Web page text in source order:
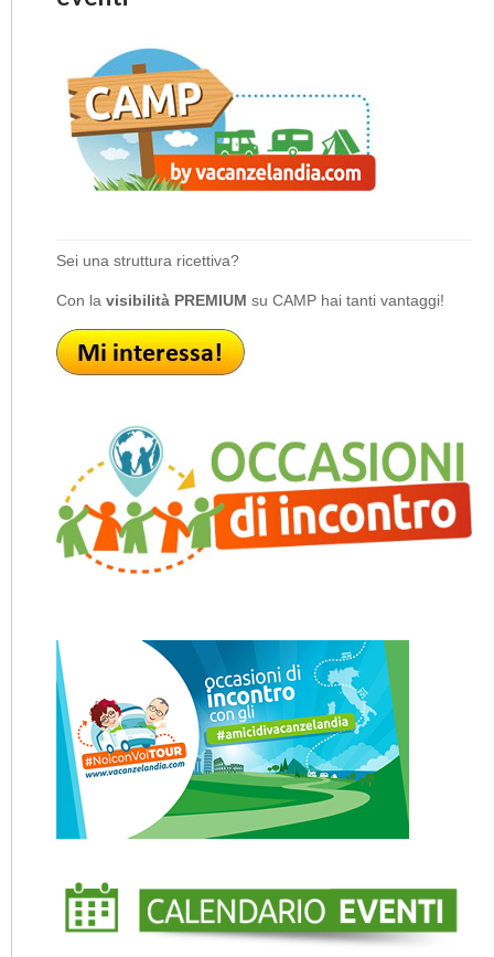
Sei una struttura ricettiva?
Con la visibilità PREMIUM su CAMP hai tanti vantaggi!